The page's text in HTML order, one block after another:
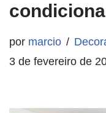
por marcio
3 de fevereiro de